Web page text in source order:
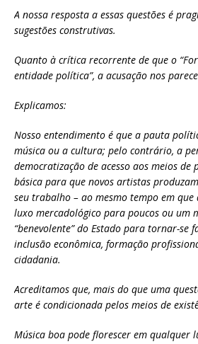
A nossa resposta a essas questões é
sugestões construtivas.
Quanto à crítica recorrente de que o
entidade política”, a acusação nos
Explicamos:
Nosso entendimento é que a pauta
música ou a cultura; pelo contrário, a
democratização de acesso aos meios de
básica para que novos artistas
seu trabalho – ao mesmo tempo em
luxo mercadológico para poucos ou um
“benevolente” do Estado para tornar-se
inclusão econômica, formação
cidadania.
Acreditamos que, mais do que uma
arte é condicionada pelos meios de
Música boa pode florescer em qualquer